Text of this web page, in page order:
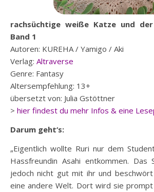
rachsüchtige weiße Katze und
Band 1
Autoren: KUREHA / Yamigo / Aki
Verlag: Altraverse
Genre: Fantasy
Altersempfehlung: 13+
übersetzt von: Julia Gstöttner
> hier findest du mehr Infos & eine
Darum geht‘s:
„Eigentlich wollte Ruri nur dem
Hassfreundin Asahi entkommen. Das
jedoch nicht gut mit ihr und
eine andere Welt. Dort wird sie prompt